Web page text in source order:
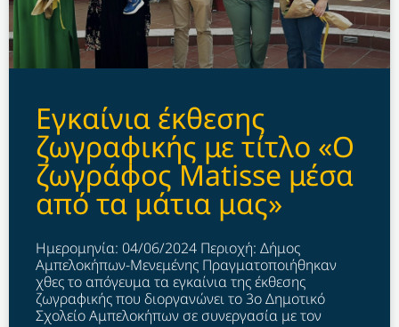
Εγκαίνια έκθεσης
ζωγραφικής με τίτλο «Ο
ζωγράφος Matisse μέσα
από τα μάτια μας»
Ημερομηνία: 04/06/2024 Περιοχή: Δήμος
Αμπελοκήπων-Μενεμένης Πραγματοποιήθηκαν
χθες το απόγευμα τα εγκαίνια της έκθεσης
ζωγραφικής που διοργανώνει το 3ο Δημοτικό
Σχολείο Αμπελοκήπων σε συνεργασία με τον